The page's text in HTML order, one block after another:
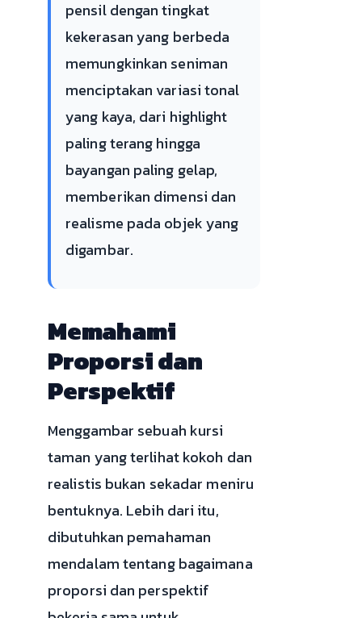
pensil dengan tingkat
kekerasan yang berbeda
memungkinkan seniman
menciptakan variasi tonal
yang kaya, dari highlight
paling terang hingga
bayangan paling gelap,
memberikan dimensi dan
realisme pada objek yang
digambar.
Memahami
Proporsi dan
Perspektif
Menggambar sebuah kursi
taman yang terlihat kokoh dan
realistis bukan sekadar meniru
bentuknya. Lebih dari itu,
dibutuhkan pemahaman
mendalam tentang bagaimana
proporsi dan perspektif